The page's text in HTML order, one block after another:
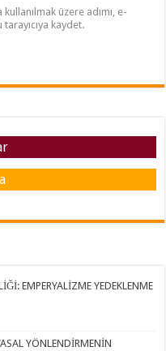
üzere adımı, e-
kaydet.
EMPERYALİZME YEDEKLENME
YÖNLENDİRMENİN